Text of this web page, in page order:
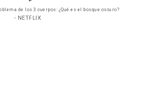
de los 3 cuerpos: ¿Qué es el bosque oscuro?
- NETFLIX